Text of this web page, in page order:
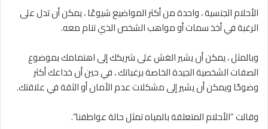
الأحلام الجنسية ، واحدة من أكثر المواضيع شيوعًا ، يمكن أن تدل على
الرغبة في أخذ سمات أو مواهب الشخص الذي تنام معه.
وبالمثل ، يمكن أن يشير الغش على شريكك إلى اهتمامك بموضوع
الصفات الشخصية الجيدة الخاصة برغباتك ، في حين أن خداعك أكثر
وضوحًا ويمكن أن يشير إلى مشكلات عدم الأمان أو الثقة في علاقتك.
وقالت “الأحلام المتعلقة بالمياه تمثل حالة عواطفنا”.